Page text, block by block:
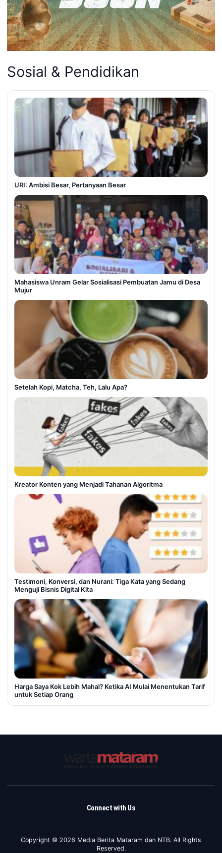
Sosial & Pendidikan
URI: Ambisi Besar, Pertanyaan Besar
Mahasiswa Unram Gelar Sosialisasi Pembuatan Jamu di Desa
Mujur
Setelah Kopi, Matcha, Teh, Lalu Apa?
Kreator Konten yang Menjadi Tahanan Algoritma
Testimoni, Konversi, dan Nurani: Tiga Kata yang Sedang
Menguji Bisnis Digital Kita
Harga Saya Kok Lebih Mahal? Ketika AI Mulai Menentukan Tarif
untuk Setiap Orang
Connect with Us
Copyright © 2026 Media Berita Mataram dan NTB. All Rights
Reserved.